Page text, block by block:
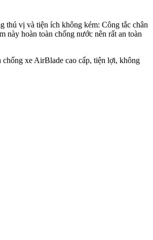
thú vị và tiện ích không kém: Công tắc chân
này hoàn toàn chống nước nên rất an toàn
xe AirBlade cao cấp, tiện lợi, không